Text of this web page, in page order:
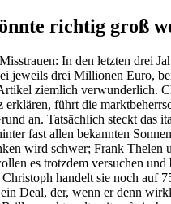
richtig groß
In den letzten drei
jeweils drei Millionen Euro,
ziemlich verwunderlich.
erklären, führt die
an. Tatsächlich steckt das
fast allen bekannten
wird schwer; Frank Thelen
es trotzdem versuchen und
handelt sie noch auf
Deal, der, wenn er denn